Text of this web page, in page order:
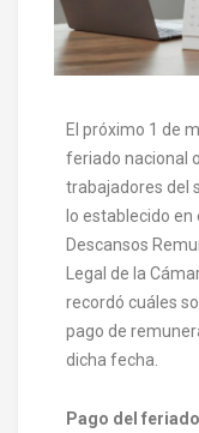
El próximo 1 de
feriado nacional
trabajadores del
lo establecido en
Descansos
Legal de la
recordó cuáles
pago de
dicha fecha.
Pago del